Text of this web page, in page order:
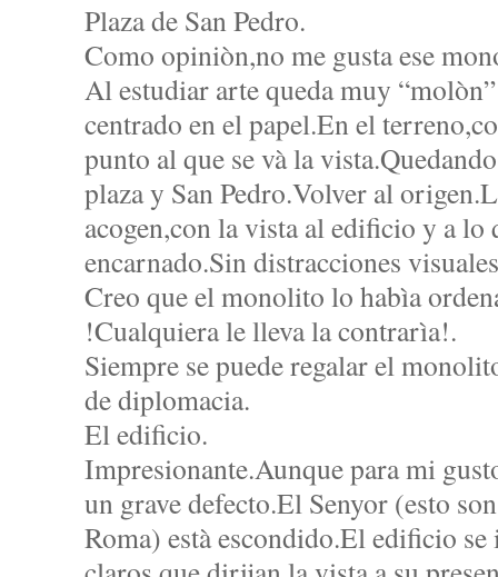
Plaza de San Pedro.
Como opiniòn,no me gusta ese
Al estudiar arte queda muy
centrado en el papel.En el
punto al que se và la
plaza y San Pedro.Volver al
acogen,con la vista al edificio y a lo
encarnado.Sin distracciones
Creo que el monolito lo habìa
!Cualquiera le lleva la contrarìa!.
Siempre se puede regalar el
de diplomacia.
El edificio.
Impresionante.Aunque para mi
un grave defecto.El Senyor (esto
Roma) està escondido.El edificio